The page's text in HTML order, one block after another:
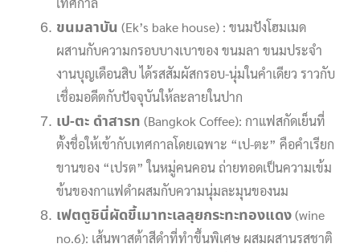
ขนมลาบัน (Ek’s bake house) : ขนมปังโฮมเมด
ผสานกับความกรอบบางเบาของ ขนมลา ขนมประจำ
งานบุญเดือนสิบ ได้รสสัมผัสกรอบ-นุ่มในคำเดียว ราวกับ
เชื่อมอดีตกับปัจจุบันให้ละลายในปาก
เป-ตะ ดำสารท (Bangkok Coffee): กาแฟสกัดเย็นที่
ตั้งชื่อให้เข้ากับเทศกาลโดยเฉพาะ “เป-ตะ” คือคำเรียก
ขานของ “เปรต” ในหมู่คนคอน ถ่ายทอดเป็นความเข้ม
ข้นของกาแฟดำผสมกับความนุ่มละมุนของนม
เฟตตูชินี่ผัดขี้เมาทะเลลุยกระทะทองแดง(wine
no.6): เส้นพาสต้าสีดำที่ทำขึ้นพิเศษ ผสมผสานรสชาติ